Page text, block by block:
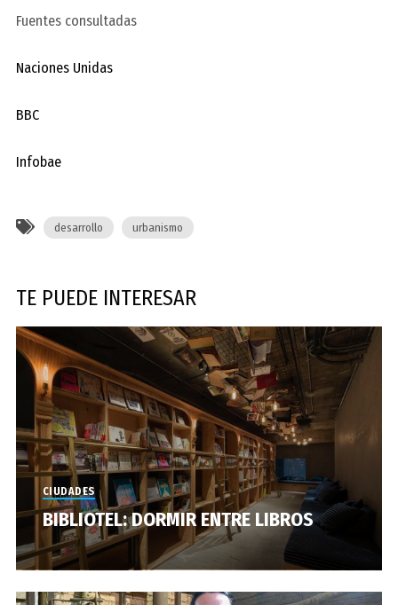
Fuentes consultadas
Naciones Unidas
BBC
Infobae
desarrollo urbanismo
TE PUEDE INTERESAR
CIUDADES
BIBLIOTEL: DORMIR ENTRE LIBROS